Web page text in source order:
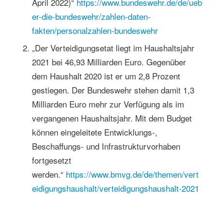
er-die-bundeswehr/zahlen-daten-
fakten/personalzahlen-bundeswehr
„Der Verteidigungsetat liegt im Haushaltsjahr
2021 bei 46,93 Milliarden Euro. Gegenüber
dem Haushalt 2020 ist er um 2,8 Prozent
gestiegen. Der Bundeswehr stehen damit 1,3
Milliarden Euro mehr zur Verfügung als im
vergangenen Haushaltsjahr. Mit dem Budget
können eingeleitete Entwicklungs-,
Beschaffungs- und Infrastrukturvorhaben
fortgesetzt
werden.“ https://www.bmvg.de/de/themen/vert
eidigungshaushalt/verteidigungshaushalt-2021